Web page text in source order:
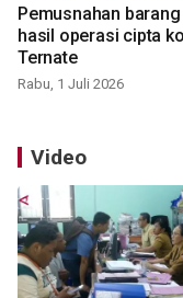
Pemusnahan
hasil operasi cipta
Ternate
Rabu, 1 Juli 2026
Video